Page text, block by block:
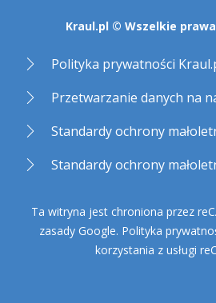
Kraul.pl © Wszelkie
Polityka prywatności
Przetwarzanie danych na
Standardy ochrony
Standardy ochrony
Ta witryna jest chroniona przez
zasady Google. Polityka
korzystania z usługi